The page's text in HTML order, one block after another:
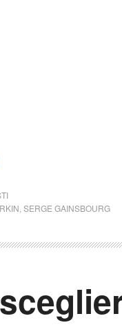
SERGE GAINSBOURG